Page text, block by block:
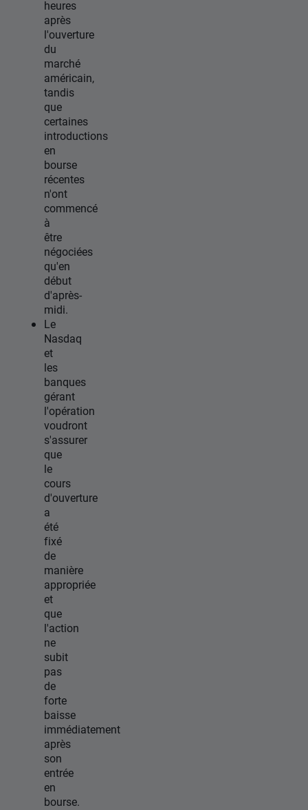
heures
après
l'ouverture
du
marché
américain,
tandis
que
certaines
introductions
en
bourse
récentes
n'ont
commencé
à
être
négociées
qu'en
début
d'après-
midi.
Le
Nasdaq
et
les
banques
gérant
l'opération
voudront
s'assurer
que
le
cours
d'ouverture
a
été
fixé
de
manière
appropriée
et
que
l'action
ne
subit
pas
de
forte
baisse
immédiatement
après
son
entrée
en
bourse.